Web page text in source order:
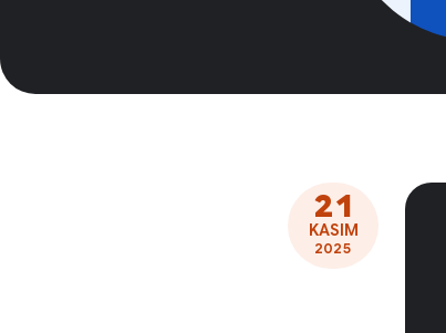
21
KASIM
2025